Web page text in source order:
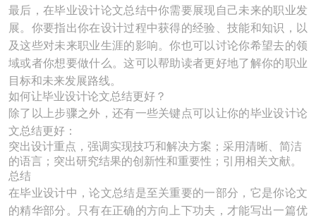
最后，在毕业设计论文总结中你需要展现自己未来的职业发
展。你要指出你在设计过程中获得的经验、技能和知识，以
及这些对未来职业生涯的影响。你也可以讨论你希望去的领
域或者你想要做什么。这可以帮助读者更好地了解你的职业
目标和未来发展路线。
如何让毕业设计论文总结更好？
除了以上步骤之外，还有一些关键点可以让你的毕业设计论
文总结更好：
突出设计重点，强调实现技巧和解决方案；采用清晰、简洁
的语言；突出研究结果的创新性和重要性；引用相关文献。
总结
在毕业设计中，论文总结是至关重要的一部分，它是你论文
的精华部分。只有在正确的方向上下功夫，才能写出一篇优